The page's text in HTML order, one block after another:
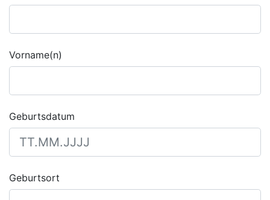
Vorname(n)
Geburtsdatum
Geburtsort